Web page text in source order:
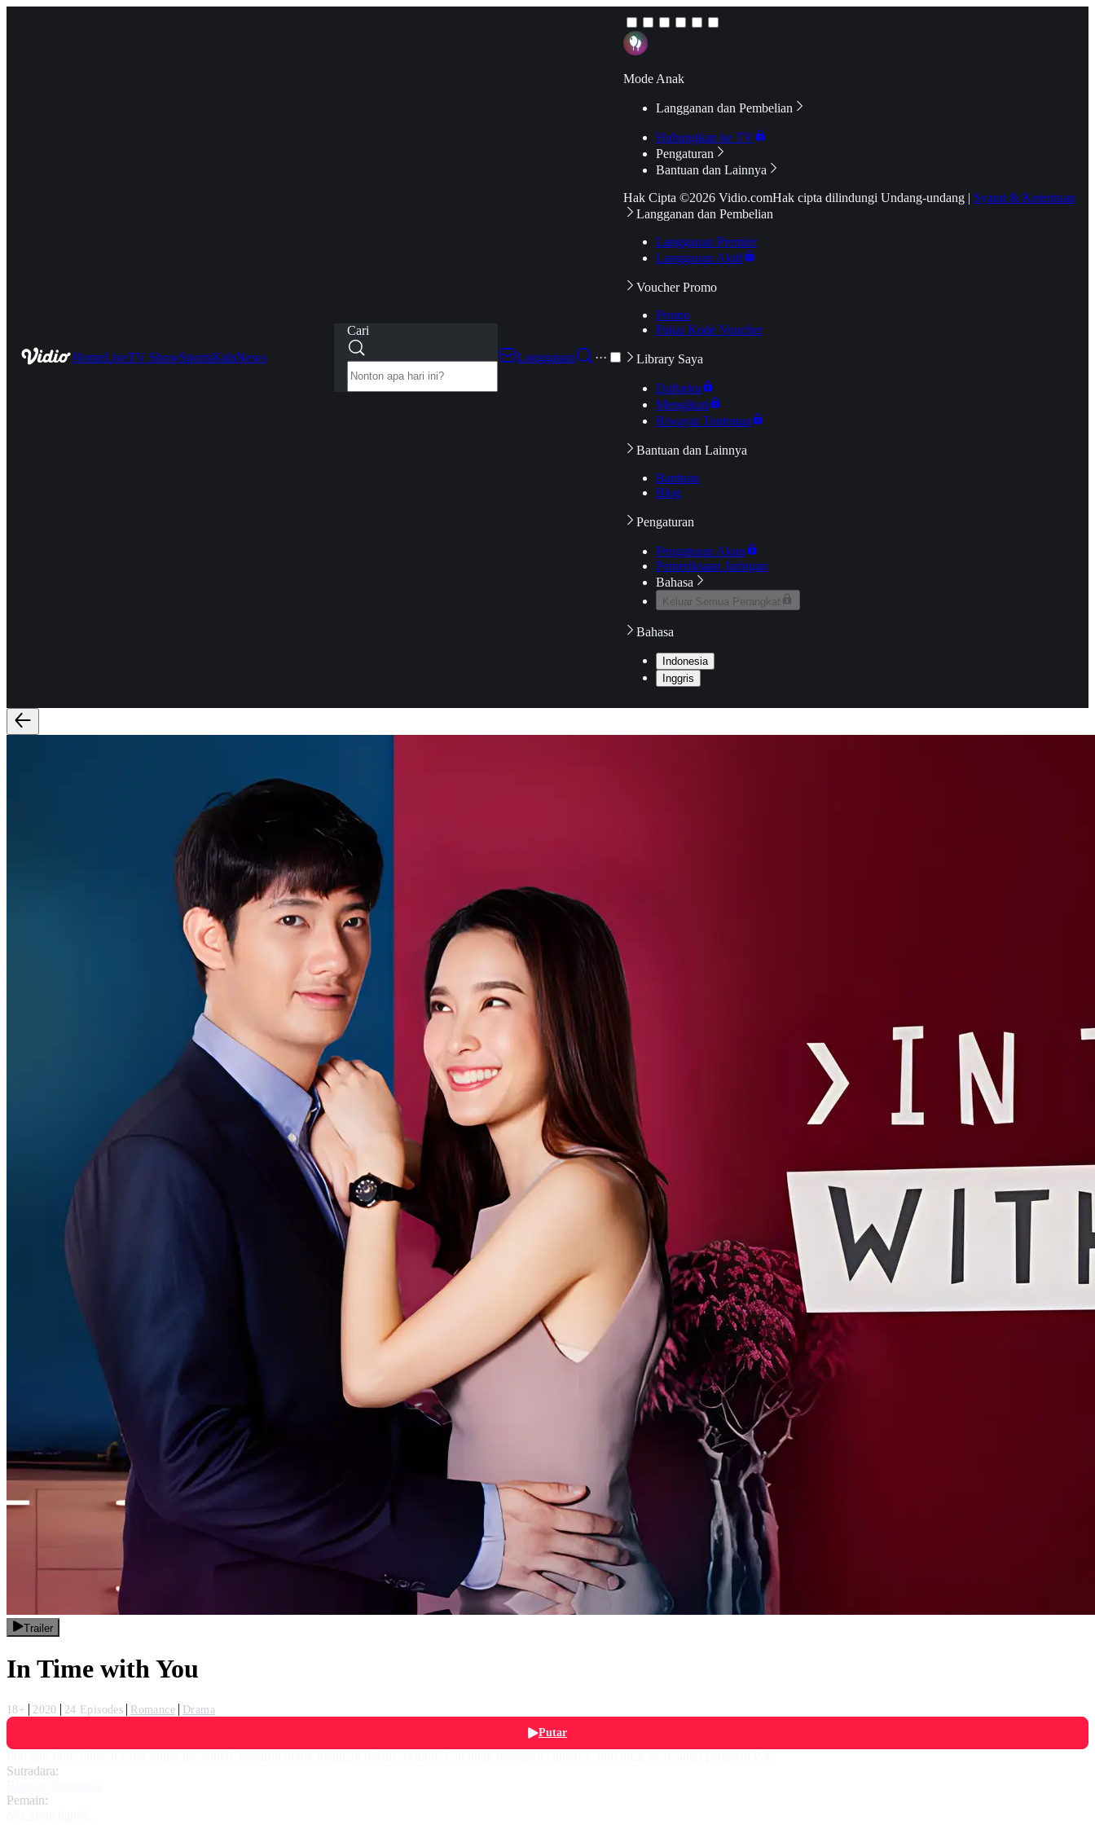
HomeLiveTV ShowSportsKidsNews
Cari
Langganan
···
Mode Anak
Langganan dan Pembelian
Hubungkan ke TV
Pengaturan
Bantuan dan Lainnya
Hak Cipta ©2026 Vidio.comHak cipta dilindungi Undang-undang | Syarat & Ketentuan
Langganan dan Pembelian
Langganan Premier
Langganan Aktif
Voucher Promo
Promo
Pakai Kode Voucher
Library Saya
Daftarku
Mengikuti
Riwayat Tontonan
Bantuan dan Lainnya
Bantuan
Blog
Pengaturan
Pengaturan Akun
Pemeriksaan Jaringan
Bahasa
Keluar Semua Perangkat
Bahasa
Indonesia
Inggris
Trailer
In Time with You
18+ 2020 24 Episodes Romance
Drama
Putar
Sutradara:
Pemain: